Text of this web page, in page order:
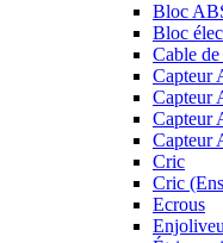
Bloc
Bloc
Cable
Capteur
Capteur
Capteur
Capteur
Cric
Cric
Ecrous